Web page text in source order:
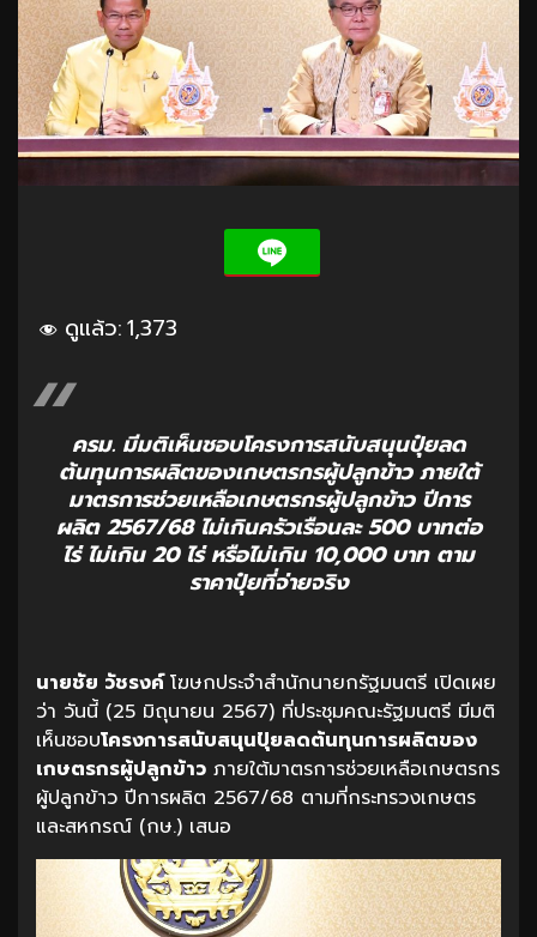
ดูแล้ว:1,373
ครม. มีมติเห็นชอบโครงการสนับสนุนปุ๋ยลด
ต้นทุนการผลิตของเกษตรกรผู้ปลูกข้าว ภายใต้
มาตรการช่วยเหลือเกษตรกรผู้ปลูกข้าว ปีการ
ผลิต 2567/68 ไม่เกินครัวเรือนละ 500 บาทต่อ
ไร่ ไม่เกิน 20 ไร่ หรือไม่เกิน 10,000 บาท ตาม
ราคาปุ๋ยที่จ่ายจริง
นายชัย วัชรงค์โฆษกประจำสำนักนายกรัฐมนตรี เปิดเผย
ว่า วันนี้ (25 มิถุนายน 2567) ที่ประชุมคณะรัฐมนตรี มีมติ
เห็นชอบโครงการสนับสนุนปุ๋ยลดต้นทุนการผลิตของ
เกษตรกรผู้ปลูกข้าว ภายใต้มาตรการช่วยเหลือเกษตรกร
ผู้ปลูกข้าว ปีการผลิต 2567/68 ตามที่กระทรวงเกษตร
และสหกรณ์ (กษ.) เสนอ